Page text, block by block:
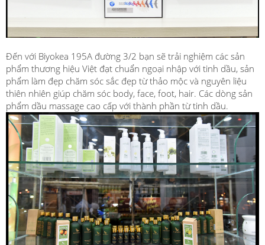
Đến với Biyokea 195A đường 3/2 bạn sẽ trải nghiệm các sản
phẩm thương hiệu Việt đạt chuẩn ngoại nhập với tinh dầu, sản
phẩm làm đẹp chăm sóc sắc đẹp từ thảo mộc và nguyên liệu
thiên nhiên giúp chăm sóc body, face, foot, hair. Các dòng sản
phẩm dầu massage cao cấp với thành phần từ tinh dầu.